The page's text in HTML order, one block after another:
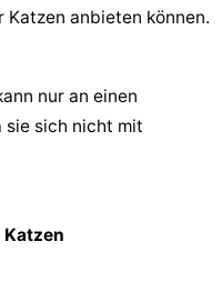
anbieten können.
nur an einen
sich nicht mit